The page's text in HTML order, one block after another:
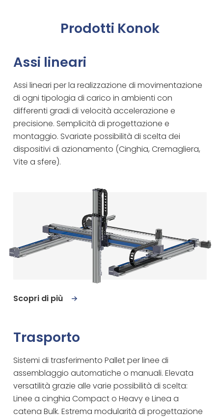
Prodotti Konok
Assi lineari
Assi lineari per la realizzazione di movimentazione
di ogni tipologia di carico in ambienti con
differenti gradi di velocità accelerazione e
precisione. Semplicità di progettazione e
montaggio. Svariate possibilità di scelta dei
dispositivi di azionamento (Cinghia, Cremagliera,
Vite a sfere).
Scopri di più
Trasporto
Sistemi di trasferimento Pallet per linee di
assemblaggio automatiche o manuali. Elevata
versatilità grazie alle varie possibilità di scelta:
Linee a cinghia Compact o Heavy e Linea a
catena Bulk. Estrema modularità di progettazione